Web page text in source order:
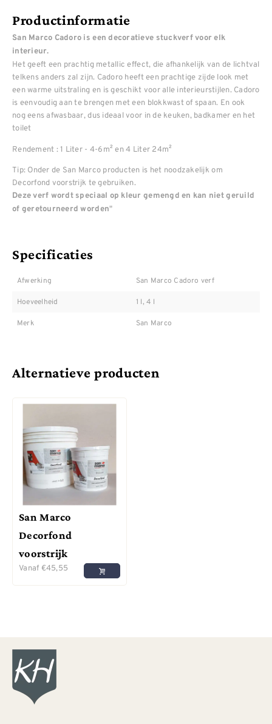
Productinformatie
San Marco Cadoro is een decoratieve stuckverf voor elk
interieur.
Het geeft een prachtig metallic effect, die afhankelijk van de lichtval
telkens anders zal zijn. Cadoro heeft een prachtige zijde look met
een warme uitstraling en is geschikt voor alle interieurstijlen. Cadoro
is eenvoudig aan te brengen met een blokkwast of spaan. En ook
nog eens afwasbaar, dus ideaal voor in de keuken, badkamer en het
toilet
Rendement : 1 Liter - 4-6m² en 4 Liter 24m²
Tip: Onder de San Marco producten is het noodzakelijk om
Decorfond voorstrijk te gebruiken.
Deze verf wordt speciaal op kleur gemengd en kan niet geruild
of geretourneerd worden"
Specificaties
Afwerking San Marco Cadoro verf
Hoeveelheid 1 l, 4 l
Merk San Marco
Alternatieve producten
San Marco
Decorfond
voorstrijk
Vanaf €45,55